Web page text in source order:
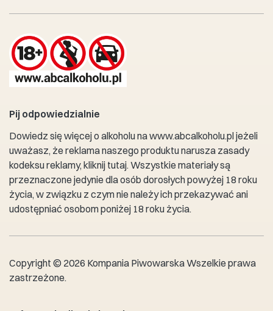
Pij odpowiedzialnie
Dowiedz się więcej o alkoholu nawww.abcalkoholu.pljeżeli
uważasz, że reklama naszego produktu narusza zasady
kodeksu reklamy, kliknij tutaj. Wszystkie materiały są
przeznaczone jedynie dla osób dorosłych powyżej 18 roku
życia, w związku z czym nie należy ich przekazywać ani
udostępniać osobom poniżej 18 roku życia.
Copyright © 2026 Kompania Piwowarska Wszelkie prawa
zastrzeżone.